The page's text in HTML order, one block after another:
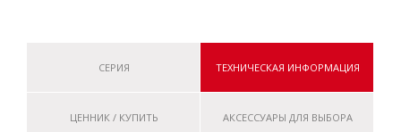
СЕРИЯ ТЕХНИЧЕСКАЯ ИНФОРМАЦИЯ
ЦЕННИК / КУПИТЬ АКСЕССУАРЫ ДЛЯ ВЫБОРА